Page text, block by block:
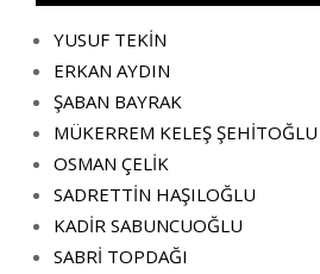
YUSUF TEKİN
ERKAN AYDIN
ŞABAN BAYRAK
MÜKERREM KELEŞ ŞEHİTOĞLU
OSMAN ÇELİK
SADRETTİN HAŞILOĞLU
KADİR SABUNCUOĞLU
SABRİ TOPDAĞI